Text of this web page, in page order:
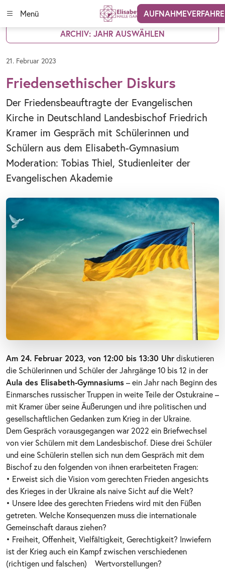
Menü
21. Februar 2023
Friedensethischer Diskurs
Der Friedensbeauftragte der Evangelischen
Kirche in Deutschland Landesbischof Friedrich
Kramer im Gespräch mit Schülerinnen und
Schülern aus dem Elisabeth-Gymnasium
Moderation: Tobias Thiel, Studienleiter der
Evangelischen Akademie
Am 24. Februar 2023, von 12:00 bis 13:30 Uhrdiskutieren
die Schülerinnen und Schüler der Jahrgänge 10 bis 12 in der
Aula des Elisabeth-Gymnasiums– ein Jahr nach Beginn des
Einmarsches russischer Truppen in weite Teile der Ostukraine –
mit Kramer über seine Äußerungen und ihre politischen und
gesellschaftlichen Gedanken zum Krieg in der Ukraine.
Dem Gespräch vorausgegangen war 2022 ein Briefwechsel
von vier Schülern mit dem Landesbischof. Diese drei Schüler
und eine Schülerin stellen sich nun dem Gespräch mit dem
Bischof zu den folgenden von ihnen erarbeiteten Fragen:
• Erweist sich die Vision vom gerechten Frieden angesichts
des Krieges in der Ukraine als naive Sicht auf die Welt?
• Unsere Idee des gerechten Friedens wird mit den Füßen
getreten. Welche Konsequenzen muss die internationale
Gemeinschaft daraus ziehen?
• Freiheit, Offenheit, Vielfältigkeit, Gerechtigkeit? Inwiefern
ist der Krieg auch ein Kampf zwischen verschiedenen
(richtigen und falschen) Wertvorstellungen?
ARCHIV: JAHR AUSWÄHLEN